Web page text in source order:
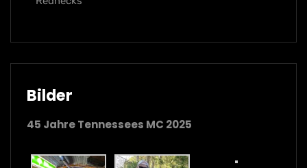
Bilder
45 Jahre Tennessees MC 2025